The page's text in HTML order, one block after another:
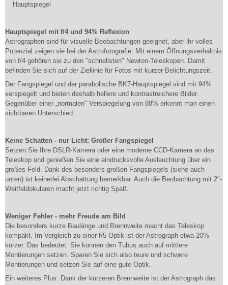
Hauptspiegel
Hauptspiegel mit f/4 und 94% Reflexion
Astrographen sind für visuelle Beobachtungen geeignet, aber ihr volles
Potenzial zeigen sie bei der Astrofotografie. Mit einem Öffnungsverhältnis
von f/4 gehören sie zu den "schnellsten" Newton-Teleskopen. Damit
befinden Sie sich auf der Ziellinie für Fotos mit kurzer Belichtungszeit.
Der Fangspiegel und der parabolische BK7-Hauptspiegel sind mit 94%
verspiegelt und bieten deshalb hellere und kontrastreichere Bilder.
Gegenüber einer „normalen" Verspiegelung von 88% erkennt man einen
sichtbaren Unterschied.
Keine Schatten - nur Licht: Großer Fangspiegel
Setzen Sie Ihre DSLR-Kamera oder eine moderne CCD-Kamera an das
Teleskop und genießen Sie eine eindrucksvolle Ausleuchtung über ein
großes Feld. Dank des besonders großen Fangspiegels (siehe auch
unten) ist keinerlei Abschattung bemerkbar. Auch die Beobachtung mit 2"-
Weitfeldokularen macht jetzt richtig Spaß.
Weniger Fehler - mehr Freude am Bild
Die besonders kurze Baulänge und Brennweite macht das Teleskop
kompakt. Im Vergleich zu einer f/5 Optik ist der Astrograph etwa 20%
kürzer. Das bedeutet: Sie können den Tubus auch auf mittlere
Montierungen setzen. Sparen Sie sich also teure und schwere
Montierungen und setzen Sie auf eine gute Optik.
Ein weiteres Plus: Dank der kürzeren Brennweite ist der Astrograph das